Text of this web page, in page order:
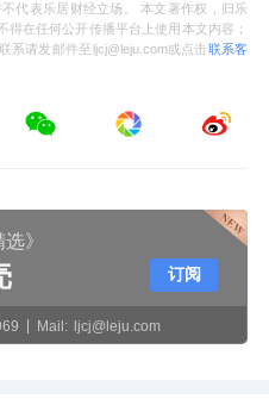
力打造方向：新价值
之境、轻感连接。通
品具象化概念，并系
的方法论。
皮书探索核心指向丰
界、拓展价值维度，
代表乐居财经立场。 本文著作权，归乐
得在任何公开传播平台上使用本文内容；
系请发邮件至ljcj@leju.com或点击联系客
》
Mail: ljcj@leju.com
订阅